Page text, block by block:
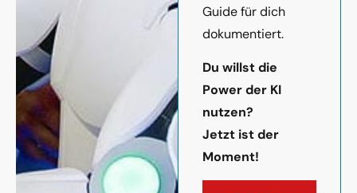
Guide für dich
dokumentiert.
Du willst die
Power der KI
nutzen?
Jetzt ist der
Moment!